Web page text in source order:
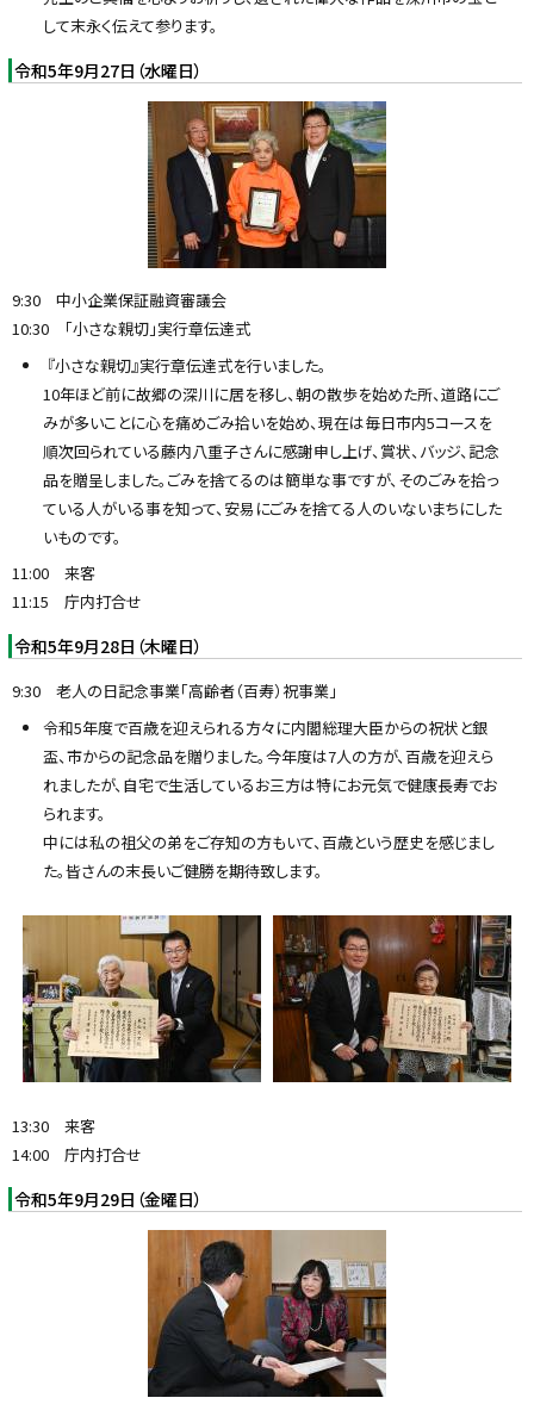
して末永く伝えて参ります。
令和5年9月27日（水曜日）
9:30 中小企業保証融資審議会
10:30 「小さな親切」実行章伝達式
『小さな親切』実行章伝達式を行いました。
10年ほど前に故郷の深川に居を移し、朝の散歩を始めた所、道路にご
みが多いことに心を痛めごみ拾いを始め、現在は毎日市内5コースを
順次回られている藤内八重子さんに感謝申し上げ、賞状、バッジ、記念
品を贈呈しました。ごみを捨てるのは簡単な事ですが、そのごみを拾っ
ている人がいる事を知って、安易にごみを捨てる人のいないまちにした
いものです。
11:00 来客
11:15 庁内打合せ
令和5年9月28日（木曜日）
9:30 老人の日記念事業「高齢者（百寿）祝事業」
令和5年度で百歳を迎えられる方々に内閣総理大臣からの祝状と銀
盃、市からの記念品を贈りました。今年度は7人の方が、百歳を迎えら
れましたが、自宅で生活しているお三方は特にお元気で健康長寿でお
られます。
中には私の祖父の弟をご存知の方もいて、百歳という歴史を感じまし
た。皆さんの末長いご健勝を期待致します。
13:30 来客
14:00 庁内打合せ
令和5年9月29日（金曜日）